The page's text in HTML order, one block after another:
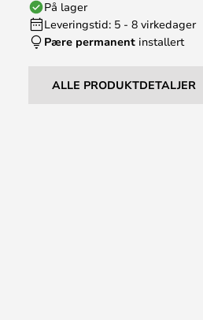
På lager
Leveringstid: 5 - 8 virkedager
Pære permanent installert
ALLE PRODUKTDETALJER